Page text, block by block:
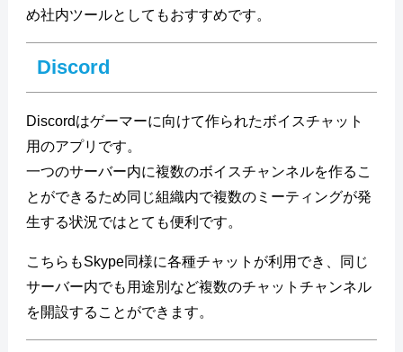
め社内ツールとしてもおすすめです。
Discord
Discordはゲーマーに向けて作られたボイスチャット
用のアプリです。
一つのサーバー内に複数のボイスチャンネルを作るこ
とができるため同じ組織内で複数のミーティングが発
生する状況ではとても便利です。
こちらもSkype同様に各種チャットが利用でき、同じ
サーバー内でも用途別など複数のチャットチャンネル
を開設することができます。